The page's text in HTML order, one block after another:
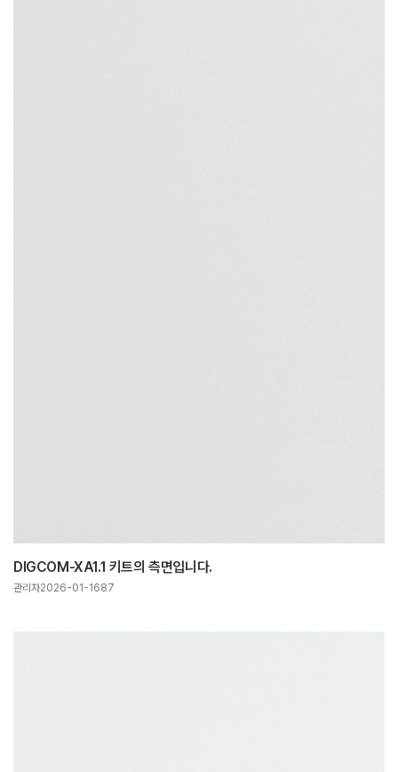
DIGCOM-XA1.1 키트의 측면입니다.
관리자2026-01-1687